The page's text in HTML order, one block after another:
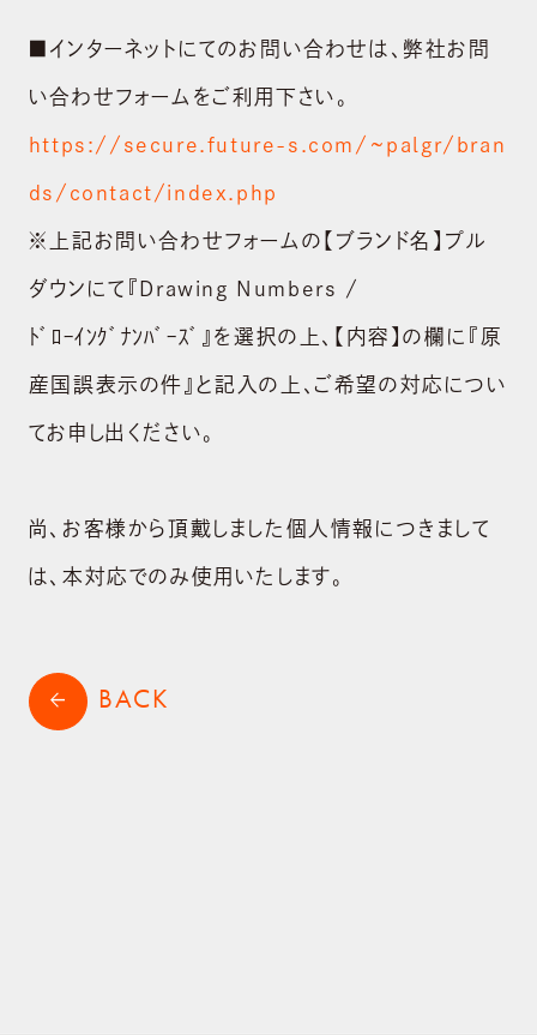
arrow_back BACK
■インターネットにてのお問い合わせは、弊社お問
い合わせフォームをご利用下さい。
https://secure.future-s.com/~palgr/bran
ds/contact/index.php
※上記お問い合わせフォームの【ブランド名】プル
ダウンにて『Drawing Numbers /
ﾄﾞﾛｰｲﾝｸﾞﾅﾝﾊﾞｰｽﾞ』を選択の上､【内容】の欄に『原
産国誤表示の件』と記入の上､ご希望の対応につい
てお申し出ください。
尚、お客様から頂戴しました個人情報につきまして
は、本対応でのみ使用いたします。